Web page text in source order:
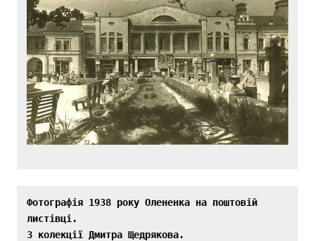
Фотографія 1938 року Олененка на поштовій
листівці.
З колекції Дмитра Щедрякова.